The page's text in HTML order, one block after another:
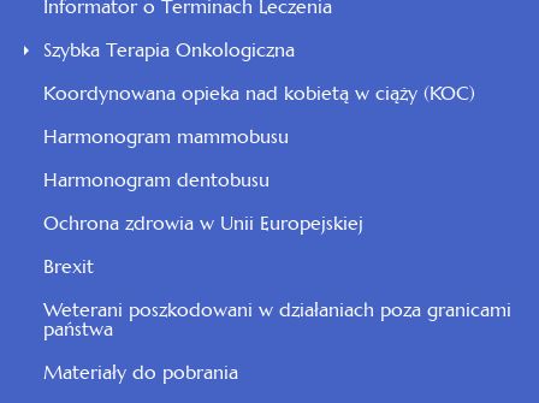
Informator o Terminach Leczenia
Szybka Terapia Onkologiczna
Koordynowana opieka nad kobietą w ciąży (KOC)
Harmonogram mammobusu
Harmonogram dentobusu
Ochrona zdrowia w Unii Europejskiej
Brexit
Weterani poszkodowani w działaniach poza granicami
państwa
Materiały do pobrania